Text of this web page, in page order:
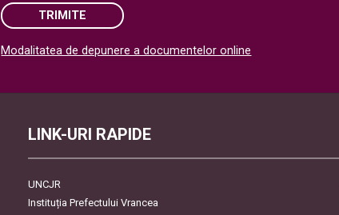
TRIMITE
Modalitatea de depunere a documentelor online
LINK-URI RAPIDE
UNCJR
Instituția Prefectului Vrancea